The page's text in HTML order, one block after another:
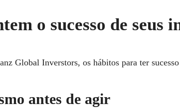
o sucesso de seus
Global Inverstors, os hábitos para ter
antes de agir